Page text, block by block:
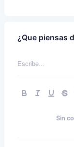
¿Que piensas
Sin